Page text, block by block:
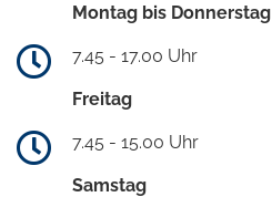
Montag bis Donnerstag
7.45 - 17.00 Uhr
Freitag
7.45 - 15.00 Uhr
Samstag